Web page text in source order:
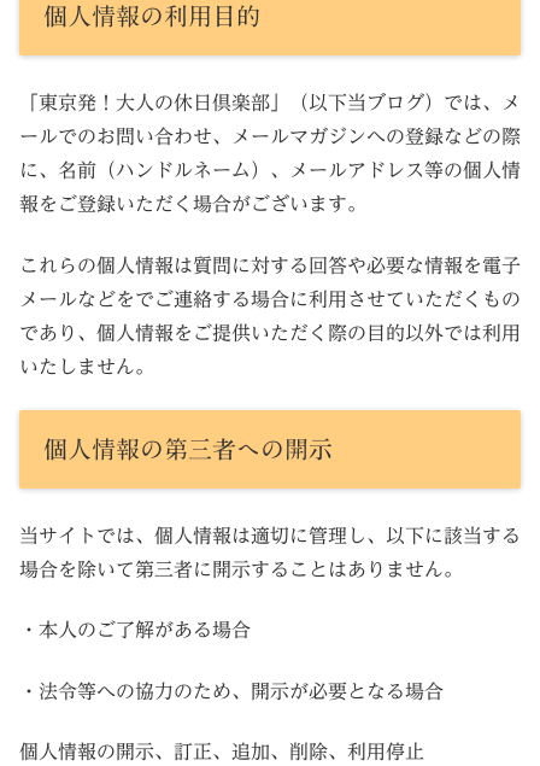
個人情報の利用目的
「東京発！大人の休日倶楽部」（以下当ブログ）では、メ
ールでのお問い合わせ、メールマガジンへの登録などの際
に、名前（ハンドルネーム）、メールアドレス等の個人情
報をご登録いただく場合がございます。
これらの個人情報は質問に対する回答や必要な情報を電子
メールなどをでご連絡する場合に利用させていただくもの
であり、個人情報をご提供いただく際の目的以外では利用
いたしません。
個人情報の第三者への開示
当サイトでは、個人情報は適切に管理し、以下に該当する
場合を除いて第三者に開示することはありません。
・本人のご了解がある場合
・法令等への協力のため、開示が必要となる場合
個人情報の開示、訂正、追加、削除、利用停止